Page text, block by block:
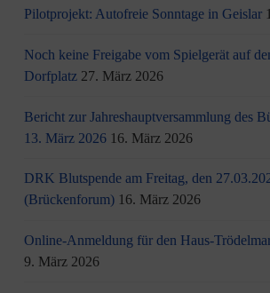
Pilotprojekt: Autofreie Sonntage in Geislar
Noch keine Freigabe vom Spielgerät auf
Dorfplatz 27. März 2026
Bericht zur Jahreshauptversammlung des
13. März 2026 16. März 2026
DRK Blutspende am Freitag, den
(Brückenforum) 16. März 2026
Online-Anmeldung für den Haus-
9. März 2026